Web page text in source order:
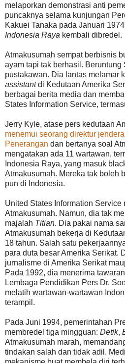
melaporkan demonstrasi anti
puncaknya selama kunjungan
Kakuei Tanaka pada Januari
Indonesia Raya kembali dibredel.
Atmakusumah sempat berbisnis
ayam tapi tak berhasil. Beruntung
pustakawan. Dia lantas melamar
assistantdi Kedutaan Amerika
berbagai berita media dan
States Information Service,
Jerry Kyle, atase pers kedutaan
menemui seorang direktur
Penerangan dan bertanya soal
mengatakan ada 11 wartawan,
Indonesia Raya, yang masuk
Atmakusumah. Mereka tak boleh
pun di Indonesia.
United States Information Service
Atmakusumah. Namun, dia tak
majalah Titian. Dia pakai nama
Atmakusumah bekerja di
18 tahun. Salah satu
para duta besar Amerika Serikat.
jurnalisme di Amerika Serikat
Pada 1992, dia menerima
Lembaga Pendidikan Pers Dr.
melatih wartawan-wartawan
terampil.
Pada Juni 1994, pemerintahan
membredel tiga mingguan: Detik,
Atmakusumah marah,
tindakan salah dan tidak adil.